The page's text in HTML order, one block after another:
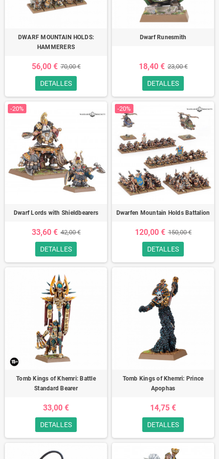
DWARF MOUNTAIN HOLDS:
HAMMERERS
56,00 € 70,00 €
DETALLES
Dwarf Runesmith
18,40 € 23,00 €
DETALLES
-20%
Dwarf Lords with Shieldbearers
33,60 € 42,00 €
DETALLES
-20%
Dwarfen Mountain Holds Battalion
120,00 € 150,00 €
DETALLES
Tomb Kings of Khemri: Battle
Standard Bearer
33,00 €
DETALLES
Tomb Kings of Khemri: Prince
Apophas
14,75 €
DETALLES